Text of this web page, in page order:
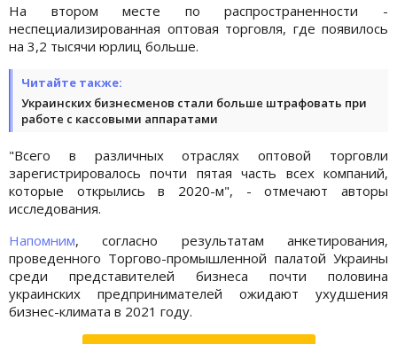
На втором месте по распространенности -
неспециализированная оптовая торговля, где появилось
на 3,2 тысячи юрлиц больше.
Читайте также:
Украинских бизнесменов стали больше штрафовать при
работе с кассовыми аппаратами
"Всего в различных отраслях оптовой торговли
зарегистрировалось почти пятая часть всех компаний,
которые открылись в 2020-м", - отмечают авторы
исследования.
Напомним, согласно результатам анкетирования,
проведенного Торгово-промышленной палатой Украины
среди представителей бизнеса почти половина
украинских предпринимателей ожидают ухудшения
бизнес-климата в 2021 году.